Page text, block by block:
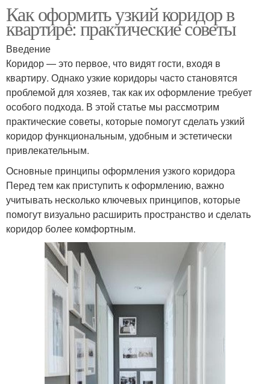
Как оформить узкий коридор в
квартире: практические советы
Введение
Коридор — это первое, что видят гости, входя в
квартиру. Однако узкие коридоры часто становятся
проблемой для хозяев, так как их оформление требует
особого подхода. В этой статье мы рассмотрим
практические советы, которые помогут сделать узкий
коридор функциональным, удобным и эстетически
привлекательным.
Основные принципы оформления узкого коридора
Перед тем как приступить к оформлению, важно
учитывать несколько ключевых принципов, которые
помогут визуально расширить пространство и сделать
коридор более комфортным.